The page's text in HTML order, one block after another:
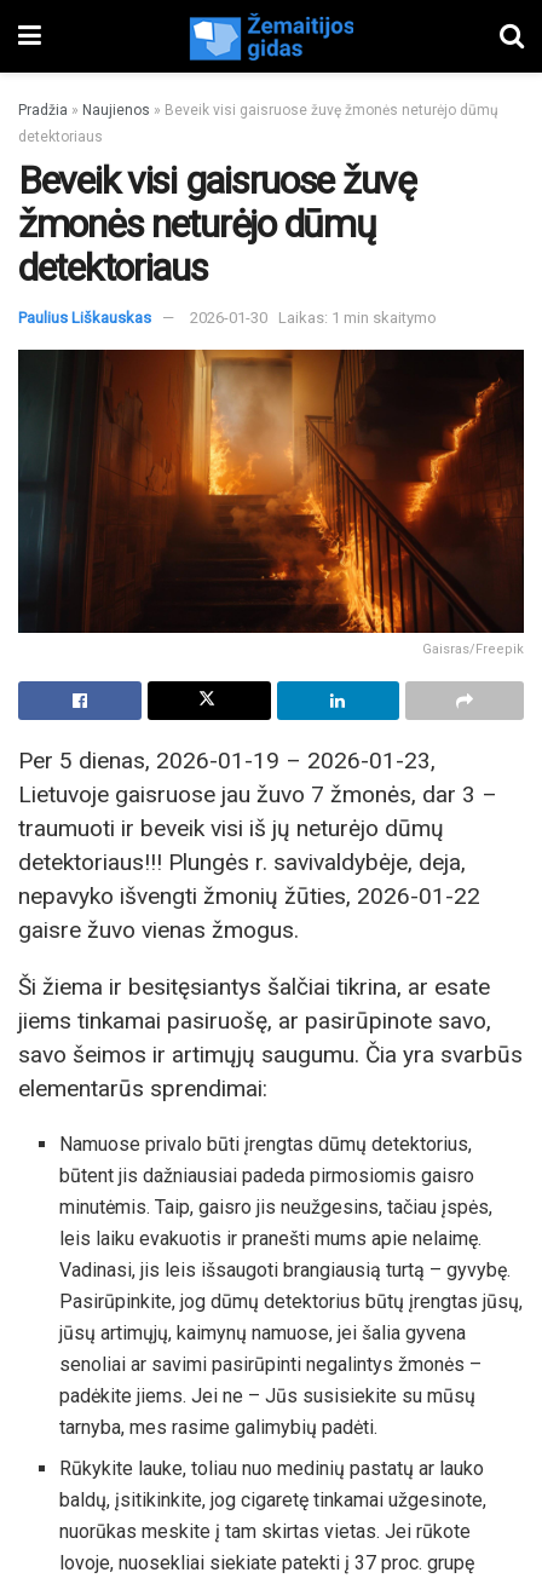
Pradžia » Naujienos » Beveik visi gaisruose žuvę žmonės neturėjo dūmų
detektoriaus
Beveik visi gaisruose žuvę
žmonės neturėjo dūmų
detektoriaus
Paulius Liškauskas 2026-01-30 Laikas: 1 min skaitymo
Gaisras/Freepik
Per 5 dienas, 2026-01-19 – 2026-01-23,
Lietuvoje gaisruose jau žuvo 7 žmonės, dar 3 –
traumuoti ir beveik visi iš jų neturėjo dūmų
detektoriaus!!! Plungės r. savivaldybėje, deja,
nepavyko išvengti žmonių žūties, 2026-01-22
gaisre žuvo vienas žmogus.
Ši žiema ir besitęsiantys šalčiai tikrina, ar esate
jiems tinkamai pasiruošę, ar pasirūpinote savo,
savo šeimos ir artimųjų saugumu. Čia yra svarbūs
elementarūs sprendimai:
Namuose privalo būti įrengtas dūmų detektorius,
būtent jis dažniausiai padeda pirmosiomis gaisro
minutėmis. Taip, gaisro jis neužgesins, tačiau įspės,
leis laiku evakuotis ir pranešti mums apie nelaimę.
Vadinasi, jis leis išsaugoti brangiausią turtą – gyvybę.
Pasirūpinkite, jog dūmų detektorius būtų įrengtas jūsų,
jūsų artimųjų, kaimynų namuose, jei šalia gyvena
senoliai ar savimi pasirūpinti negalintys žmonės –
padėkite jiems. Jei ne – Jūs susisiekite su mūsų
tarnyba, mes rasime galimybių padėti.
Rūkykite lauke, toliau nuo medinių pastatų ar lauko
baldų, įsitikinkite, jog cigaretę tinkamai užgesinote,
nuorūkas meskite į tam skirtas vietas. Jei rūkote
lovoje, nuosekliai siekiate patekti į 37 proc. grupę